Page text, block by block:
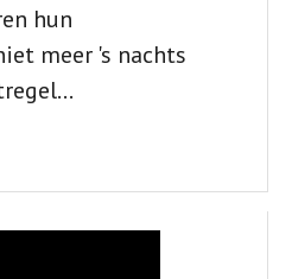
hun
meer 's nachts